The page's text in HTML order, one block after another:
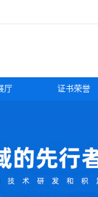
厅 证书荣誉